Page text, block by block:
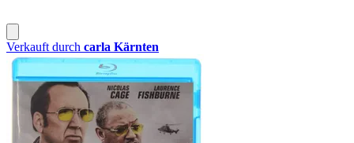
Verkauft durch carla Kärnten